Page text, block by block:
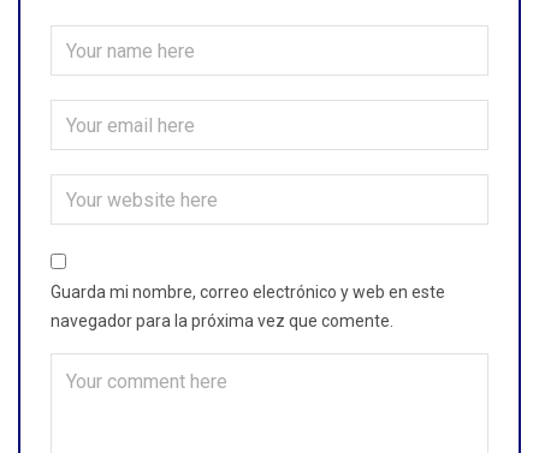
Guarda mi nombre, correo electrónico y web en este
navegador para la próxima vez que comente.